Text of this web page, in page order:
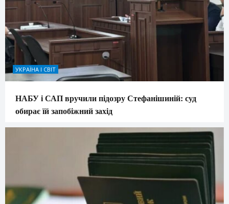
УКРАЇНА І СВІТ
НАБУ і САП вручили підозру Стефанішиній: суд
обирає їй запобіжний захід